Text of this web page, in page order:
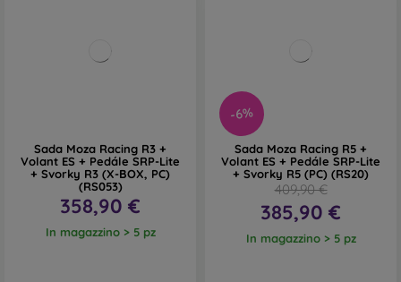
Sada Moza Racing R3 +
Volant ES + Pedále SRP-Lite
+ Svorky R3 (X-BOX, PC)
(RS053)
358,90 €
In magazzino > 5 pz
-6%
Sada Moza Racing R5 +
Volant ES + Pedále SRP-Lite
+ Svorky R5 (PC) (RS20)
409,90 €
385,90 €
In magazzino > 5 pz